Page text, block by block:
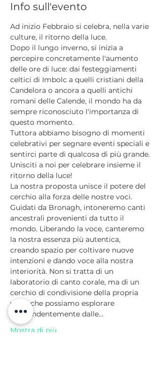
Info sull'evento
Ad inizio Febbraio si celebra, nella varie
culture, il ritorno della luce.
Dopo il lungo inverno, si inizia a
percepire concretamente l'aumento
delle ore di luce: dai festeggiamenti
celtici di Imbolc a quelli cristiani della
Candelora o ancora a quelli antichi
romani delle Calende, il mondo ha da
sempre riconosciuto l'importanza di
questo momento.
Tuttora abbiamo bisogno di momenti
celebrativi per segnare eventi speciali e
sentirci parte di qualcosa di più grande.
Unisciti a noi per celebrare insieme il
ritorno della luce!
La nostra proposta unisce il potere del
cerchio alla forza delle nostre voci.
Guidati da Bronagh, intoneremo canti
ancestrali provenienti da tutto il
mondo. Liberando la voce, canteremo
la nostra essenza più autentica,
creando spazio per coltivare nuove
intenzioni e dando voce alla nostra
interiorità. Non si tratta di un
laboratorio di canto corale, ma di un
cerchio di condivisione della propria
voce, che possiamo esplorare
indipendentemente dalle…
Mostra di più